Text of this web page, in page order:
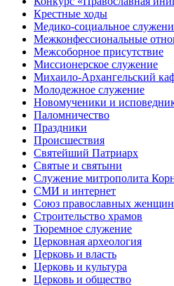
Крестные ходы
Медико-социальное
Межконфессиональные
Межсоборное присутствие
Миссионерское служение
Михаило-Архангельский
Молодежное служение
Новомученики и
Паломничество
Праздники
Происшествия
Святейший Патриарх
Святые и святыни
Служение митрополита
СМИ и интернет
Союз православных женщин
Строительство храмов
Тюремное служение
Церковная археология
Церковь и власть
Церковь и культура
Церковь и общество